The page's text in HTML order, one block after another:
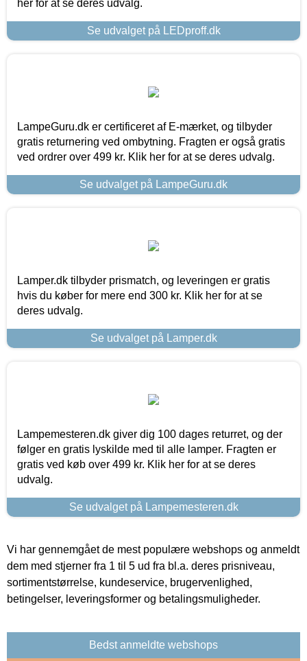
her for at se deres udvalg.
Se udvalget på LEDproff.dk
LampeGuru.dk er certificeret af E-mærket, og tilbyder
gratis returnering ved ombytning. Fragten er også gratis
ved ordrer over 499 kr. Klik her for at se deres udvalg.
Se udvalget på LampeGuru.dk
Lamper.dk tilbyder prismatch, og leveringen er gratis
hvis du køber for mere end 300 kr. Klik her for at se
deres udvalg.
Se udvalget på Lamper.dk
Lampemesteren.dk giver dig 100 dages returret, og der
følger en gratis lyskilde med til alle lamper. Fragten er
gratis ved køb over 499 kr. Klik her for at se deres
udvalg.
Se udvalget på Lampemesteren.dk
Vi har gennemgået de mest populære webshops og anmeldt
dem med stjerner fra 1 til 5 ud fra bl.a. deres prisniveau,
sortimentstørrelse, kundeservice, brugervenlighed,
betingelser, leveringsformer og betalingsmuligheder.
Bedst anmeldte webshops